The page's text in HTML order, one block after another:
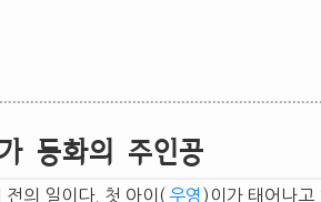
동화의 주인공
전의 일이다. 첫 아이( 우영 )이가 태어나고